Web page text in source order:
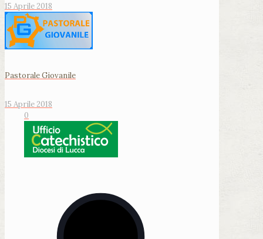
15 Aprile 2018
Pastorale Giovanile
15 Aprile 2018
0